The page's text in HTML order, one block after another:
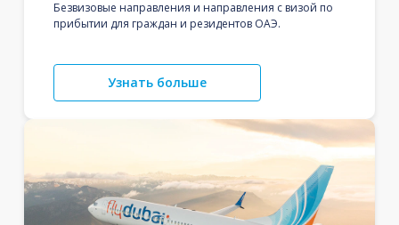
Безвизовые направления и направления с визой по
прибытии для граждан и резидентов ОАЭ.
Узнать больше